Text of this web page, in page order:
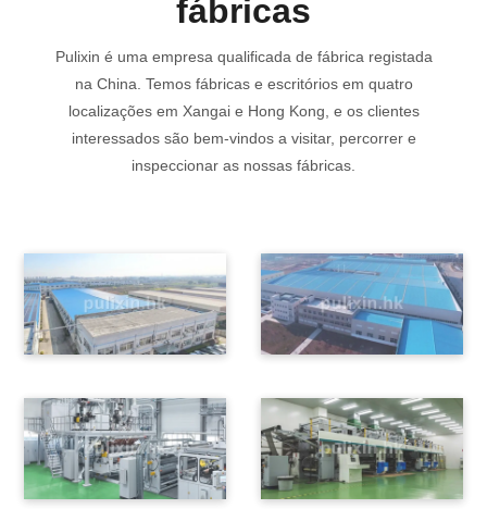
fábricas
Pulixin é uma empresa qualificada de fábrica registada
na China. Temos fábricas e escritórios em quatro
localizações em Xangai e Hong Kong, e os clientes
interessados são bem-vindos a visitar, percorrer e
inspeccionar as nossas fábricas.